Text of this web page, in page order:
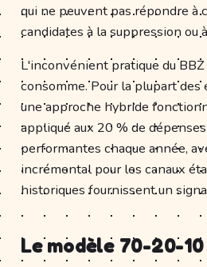
qui ne peuvent pas répondre à
candidates à la suppression ou
L'inconvénient pratique du
consomme. Pour la plupart des
une approche hybride
appliqué aux 20 % de
performantes chaque année,
incrémental pour les canaux
historiques fournissent un
Le modèle 70-20-10